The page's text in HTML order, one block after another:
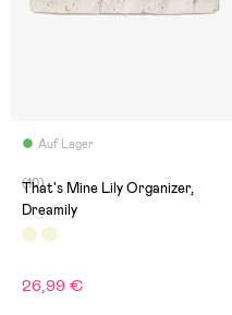
Auf Lager
(10)
That's Mine Lily Organizer,
Dreamily
26,99 €